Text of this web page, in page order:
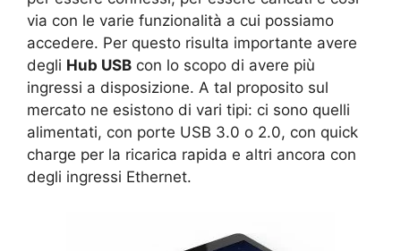
via con le varie funzionalità a cui possiamo
accedere. Per questo risulta importante avere
degli Hub USB con lo scopo di avere più
ingressi a disposizione. A tal proposito sul
mercato ne esistono di vari tipi: ci sono quelli
alimentati, con porte USB 3.0 o 2.0, con quick
charge per la ricarica rapida e altri ancora con
degli ingressi Ethernet.